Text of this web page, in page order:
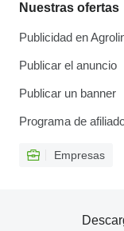
Nuestras ofertas
Publicidad en
Publicar el anuncio
Publicar un banner
Programa de
Empresas